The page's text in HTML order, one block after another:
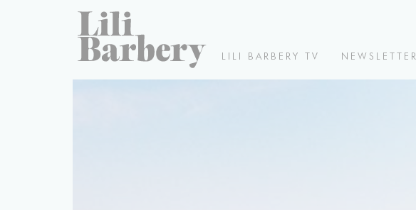
LILI BARBERY TV NEWSLETTER